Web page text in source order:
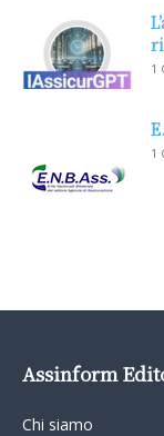
1
1
Assinform
Chi siamo